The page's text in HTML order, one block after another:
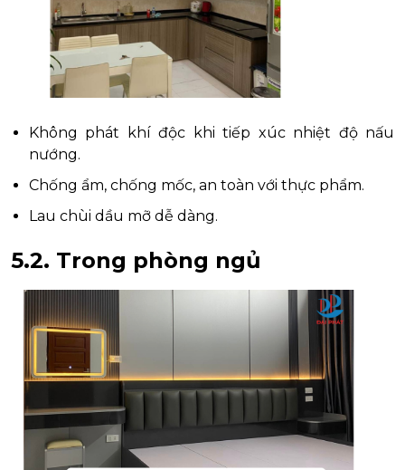
Không phát khí độc khi tiếp xúc nhiệt độ nấu
nướng.
Chống ẩm, chống mốc, an toàn với thực phẩm.
Lau chùi dầu mỡ dễ dàng.
5.2. Trong phòng ngủ